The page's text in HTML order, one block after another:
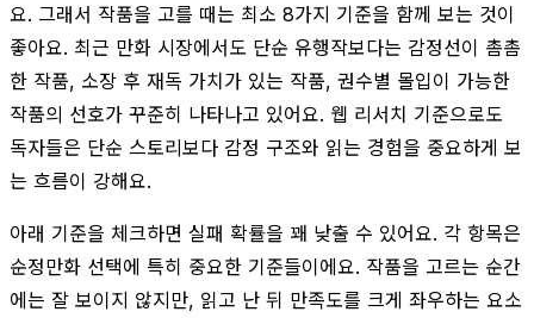
요. 그래서 작품을 고를 때는 최소 8가지 기준을 함께 보는 것이
좋아요. 최근 만화 시장에서도 단순 유행작보다는 감정선이 촘촘
한 작품, 소장 후 재독 가치가 있는 작품, 권수별 몰입이 가능한
작품의 선호가 꾸준히 나타나고 있어요. 웹 리서치 기준으로도
독자들은 단순 스토리보다 감정 구조와 읽는 경험을 중요하게 보
는 흐름이 강해요.
아래 기준을 체크하면 실패 확률을 꽤 낮출 수 있어요. 각 항목은
순정만화 선택에 특히 중요한 기준들이에요. 작품을 고르는 순간
에는 잘 보이지 않지만, 읽고 난 뒤 만족도를 크게 좌우하는 요소